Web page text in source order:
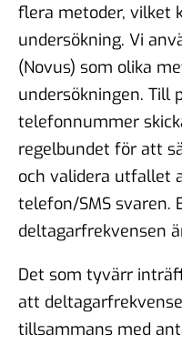
flera metoder, vilket
undersökning. Vi
(Novus) som olika
undersökningen. Till
telefonnummer
regelbundet för att
och validera utfallet
telefon/SMS svaren.
deltagarfrekvensen
Det som tyvärr
att
tillsammans med